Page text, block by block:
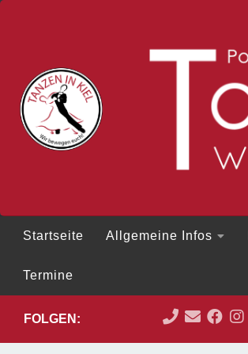
Startseite Allgemeine Infos
Termine
FOLGEN: